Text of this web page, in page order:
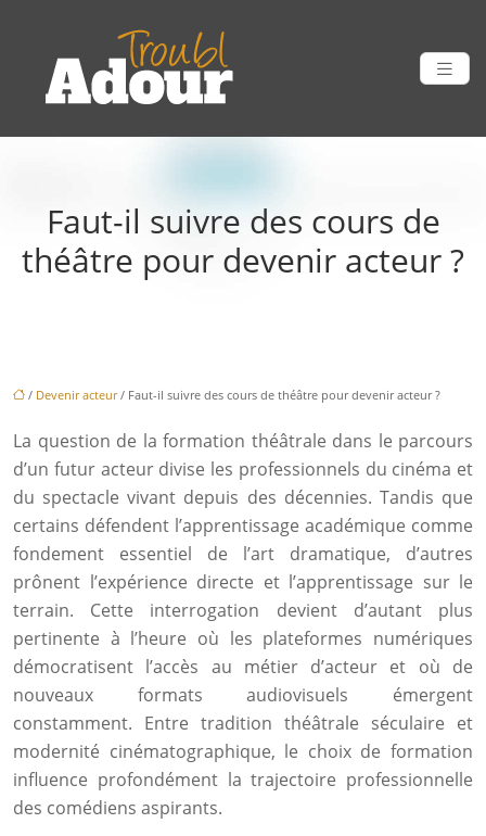
Faut-il suivre des cours de
théâtre pour devenir acteur ?
/ Devenir acteur/ Faut-il suivre des cours de théâtre pour devenir acteur ?
La question de la formation théâtrale dans le parcours
d’un futur acteur divise les professionnels du cinéma et
du spectacle vivant depuis des décennies. Tandis que
certains défendent l’apprentissage académique comme
fondement essentiel de l’art dramatique, d’autres
prônent l’expérience directe et l’apprentissage sur le
terrain. Cette interrogation devient d’autant plus
pertinente à l’heure où les plateformes numériques
démocratisent l’accès au métier d’acteur et où de
nouveaux formats audiovisuels émergent
constamment. Entre tradition théâtrale séculaire et
modernité cinématographique, le choix de formation
influence profondément la trajectoire professionnelle
des comédiens aspirants.